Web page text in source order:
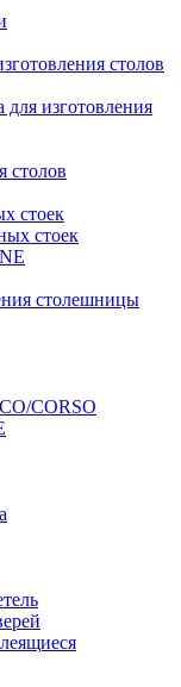
столов
изготовления
столов
стоек
стоек
столешницы
CORSO